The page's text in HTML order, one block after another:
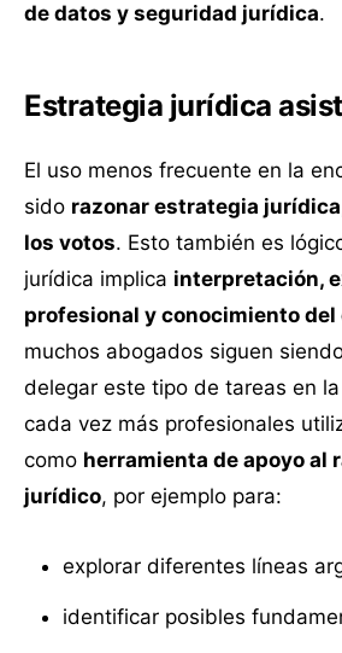
de datos y seguridad jurídica.
Estrategia jurídica
El uso menos frecuente en la
sido razonar estrategia jurídica
los votos. Esto también es
jurídica implica interpretación,
profesional y conocimiento del
muchos abogados siguen
delegar este tipo de tareas en
cada vez más profesionales
como herramienta de apoyo al
jurídico, por ejemplo para:
explorar diferentes líneas
identificar posibles